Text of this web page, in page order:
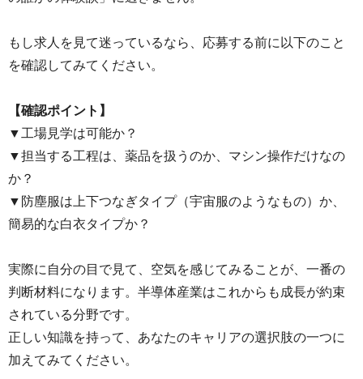
もし求人を見て迷っているなら、応募する前に以下のこと
を確認してみてください。
【確認ポイント】
▼工場見学は可能か？
▼担当する工程は、薬品を扱うのか、マシン操作だけなの
か？
▼防塵服は上下つなぎタイプ（宇宙服のようなもの）か、
簡易的な白衣タイプか？
実際に自分の目で見て、空気を感じてみることが、一番の
判断材料になります。半導体産業はこれからも成長が約束
されている分野です。
正しい知識を持って、あなたのキャリアの選択肢の一つに
加えてみてください。